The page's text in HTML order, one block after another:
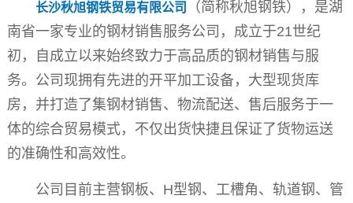
长沙秋旭钢铁贸易有限公司
（简称秋旭钢铁），是湖
南省一家专业的钢材销售服务公司，成立于21世纪
初，自成立以来始终致力于高品质的钢材销售与服
务。公司现拥有先进的开平加工设备，大型现货库
房，并打造了集钢材销售、物流配送、售后服务于一
体的综合贸易模式，不仅出货快捷且保证了货物运送
的准确性和高效性。
公司目前主营钢板、H型钢、工槽角、轨道钢、管